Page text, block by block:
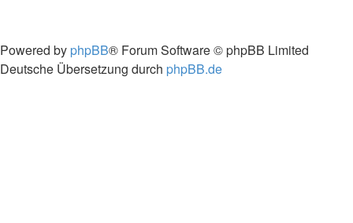
Powered by phpBB® Forum Software © phpBB Limited
Deutsche Übersetzung durch phpBB.de